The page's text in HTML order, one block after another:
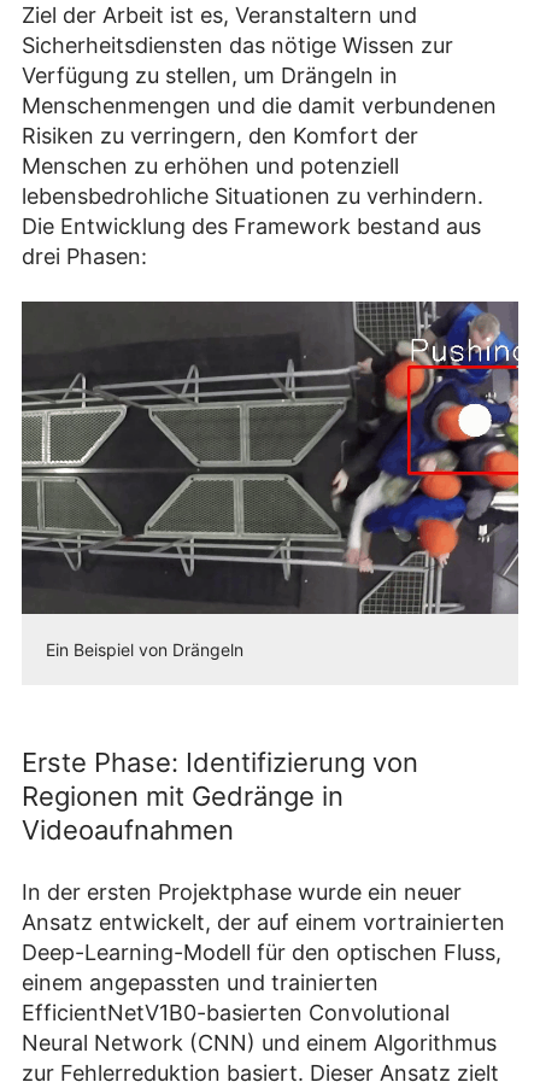
Ziel der Arbeit ist es, Veranstaltern und
Sicherheitsdiensten das nötige Wissen zur
Verfügung zu stellen, um Drängeln in
Menschenmengen und die damit verbundenen
Risiken zu verringern, den Komfort der
Menschen zu erhöhen und potenziell
lebensbedrohliche Situationen zu verhindern.
Die Entwicklung des Framework bestand aus
drei Phasen:
Ein Beispiel von Drängeln
Erste Phase: Identifizierung von
Regionen mit Gedränge in
Videoaufnahmen
In der ersten Projektphase wurde ein neuer
Ansatz entwickelt, der auf einem vortrainierten
Deep-Learning-Modell für den optischen Fluss,
einem angepassten und trainierten
EfficientNetV1B0-basierten Convolutional
Neural Network (CNN) und einem Algorithmus
zur Fehlerreduktion basiert. Dieser Ansatz zielt